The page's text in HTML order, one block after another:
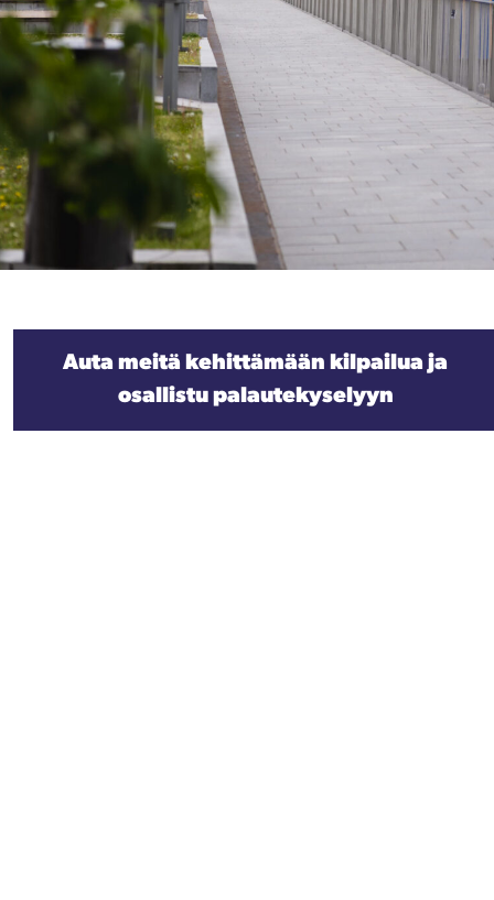
Auta meitä kehittämään kilpailua ja
osallistu palautekyselyyn